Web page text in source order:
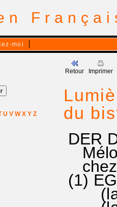
moi
U V W X Y Z
Retour Imprimer
du
DER
chez
(1)